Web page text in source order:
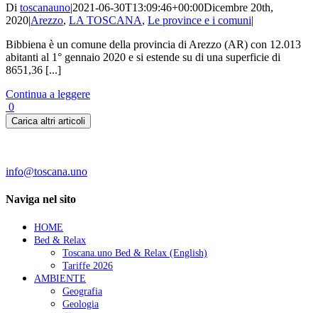
Di toscanauno|2021-06-30T13:09:46+00:00Dicembre 20th,
2020|Arezzo, LA TOSCANA, Le province e i comuni|
Bibbiena è un comune della provincia di Arezzo (AR) con 12.013
abitanti al 1° gennaio 2020 e si estende su di una superficie di
8651,36 [...]
Continua a leggere
0
Carica altri articoli
info@toscana.uno
Naviga nel sito
HOME
Bed & Relax
Toscana.uno Bed & Relax (English)
Tariffe 2026
AMBIENTE
Geografia
Geologia